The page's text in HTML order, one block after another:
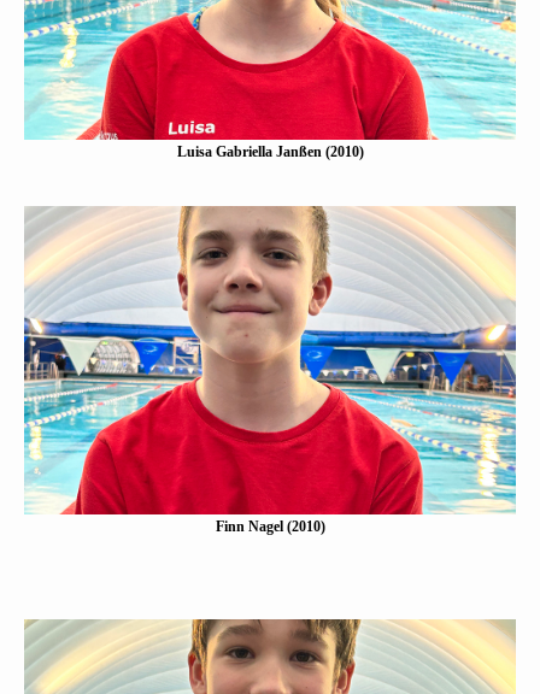
Mehr erfahen
Luisa Gabriella Janßen (2010)
Finn Nagel (2010)
Eine Kurzbeschreibung folgt…
Mehr erfahen
Finn Nagel (2010)